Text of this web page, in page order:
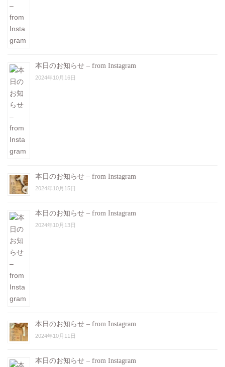
本日のお知らせ – from Instagram
2024年10月16日
本日のお知らせ – from Instagram
2024年10月15日
本日のお知らせ – from Instagram
2024年10月13日
本日のお知らせ – from Instagram
2024年10月11日
本日のお知らせ – from Instagram